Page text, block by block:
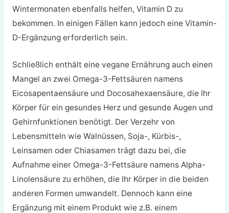
Wintermonaten ebenfalls helfen, Vitamin D zu
bekommen. In einigen Fällen kann jedoch eine Vitamin-
D-Ergänzung erforderlich sein.
Schließlich enthält eine vegane Ernährung auch einen
Mangel an zwei Omega-3-Fettsäuren namens
Eicosapentaensäure und Docosahexaensäure, die Ihr
Körper für ein gesundes Herz und gesunde Augen und
Gehirnfunktionen benötigt. Der Verzehr von
Lebensmitteln wie Walnüssen, Soja-, Kürbis-,
Leinsamen oder Chiasamen trägt dazu bei, die
Aufnahme einer Omega-3-Fettsäure namens Alpha-
Linolensäure zu erhöhen, die Ihr Körper in die beiden
anderen Formen umwandelt. Dennoch kann eine
Ergänzung mit einem Produkt wie z.B. einem